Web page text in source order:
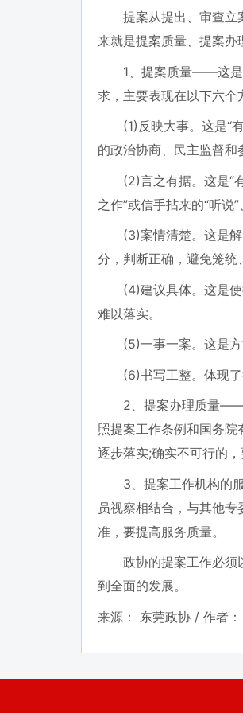
提案从提出、审查立案
来就是提案质量、提案办
1、提案质量——这是提
求，主要表现在以下六个
(1)反映大事。这是“有
的政治协商、民主监督和
(2)言之有据。这是“有
之作”或信手拈来的“听说”
(3)案情清楚。这是解
分，判断正确，避免笼统
(4)建议具体。这是使
难以落实。
(5)一事一案。这是方
(6)书写工整。体现了
2、提案办理质量——这
照提案工作条例和国务
逐步落实;确实不可行的
3、提案工作机构的服
员视察相结合，与其他
准，要提高服务质量。
政协的提案工作必须以
到全面的发展。
来源： 东莞政协 / 作者